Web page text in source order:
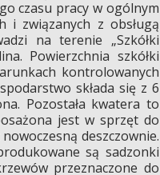
czasu pracy w ogólnym
i związanych z obsługą
na terenie „Szkółki
Powierzchnia szkółki
kontrolowanych
składa się z 6
Pozostała kwatera to
jest w sprzęt do
deszczownie.
są sadzonki
przeznaczone do